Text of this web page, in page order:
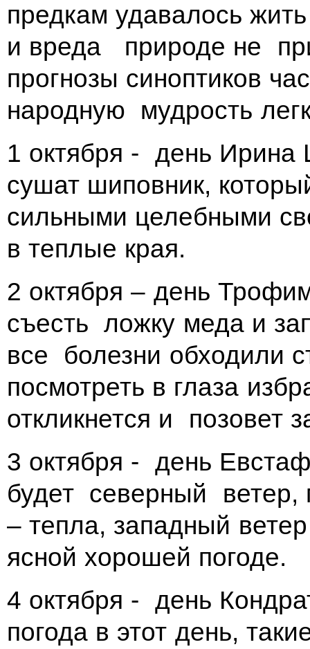
предкам удавалось
и вреда природе не
прогнозы синоптиков
народную мудрость
1 октября - день
сушат шиповник,
сильными целебными
в теплые края.
2 октября – день
съесть ложку меда и
все болезни обходили
посмотреть в глаза
откликнется и позовет
3 октября - день
будет северный
– тепла, западный
ясной хорошей погоде.
4 октября - день
погода в этот день,